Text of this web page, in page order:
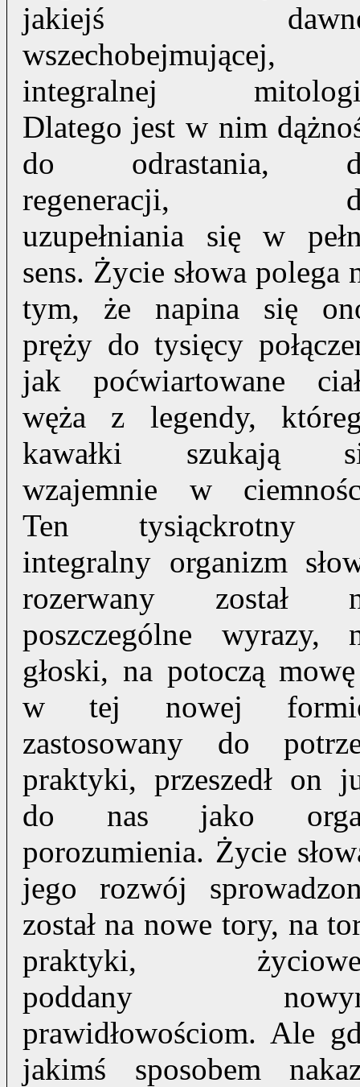
jakiejś
wszechobejmującej,
integralnej
Dlatego jest w nim
do odrastania,
regeneracji,
uzupełniania się w
sens. Życie słowa polega
tym, że napina się
pręży do tysięcy
jak poćwiartowane
węża z legendy,
kawałki szukają
wzajemnie w
Ten tysiąckrotny
integralny organizm
rozerwany został
poszczególne wyrazy,
głoski, na potoczą
w tej nowej
zastosowany do
praktyki, przeszedł on
do nas jako
porozumienia. Życie
jego rozwój
został na nowe tory, na
praktyki,
poddany
prawidłowościom. Ale
jakimś sposobem